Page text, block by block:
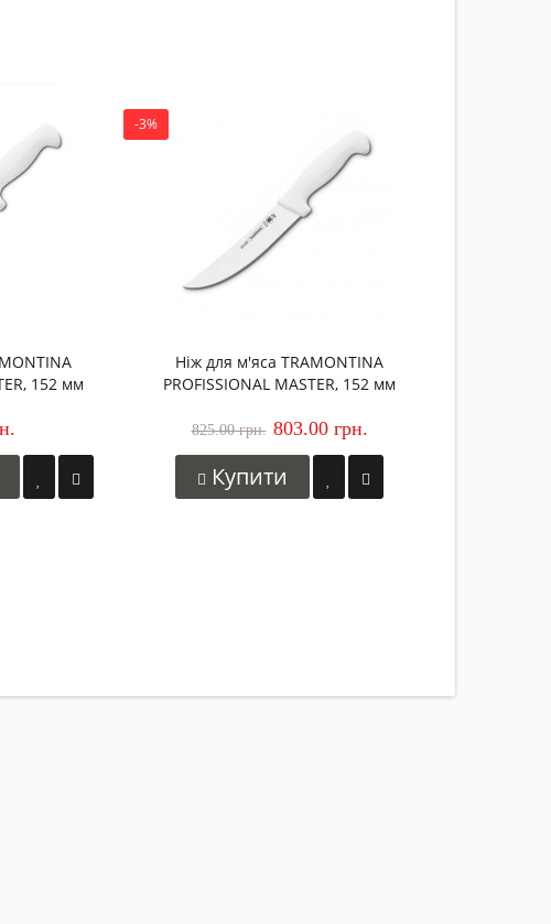
152 мм
-3%
Ніж для м'яса TRAMONTINA
PROFISSIONAL MASTER, 152 мм
825.00 грн. 803.00 грн.
Купити